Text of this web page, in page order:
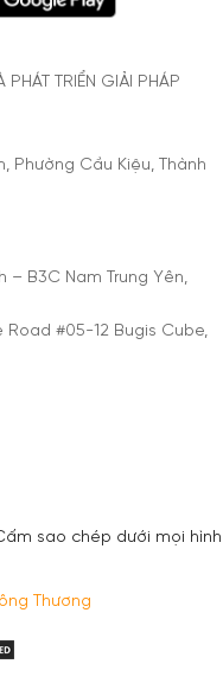
TRIỂN GIẢI PHÁP
Phường Cầu Kiệu, Thành
– B3C Nam Trung Yên,
#05-12 Bugis Cube,
sao chép dưới mọi hình